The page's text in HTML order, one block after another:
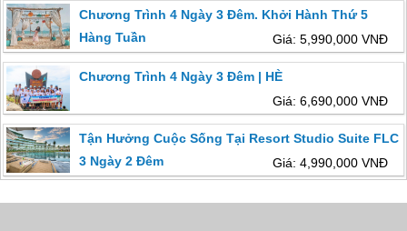
Chương Trình 4 Ngày 3 Đêm. Khởi Hành Thứ 5
Hàng Tuần
Giá: 5,990,000 VNĐ
Chương Trình 4 Ngày 3 Đêm | HÈ
Giá: 6,690,000 VNĐ
Tận Hưởng Cuộc Sống Tại Resort Studio Suite FLC
3 Ngày 2 Đêm
Giá: 4,990,000 VNĐ